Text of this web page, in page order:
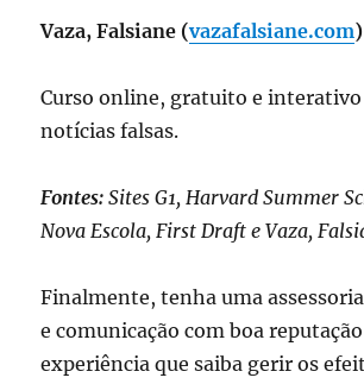
Vaza, Falsiane (vazafalsiane.com)
Curso online, gratuito e interativo
notícias falsas.
Fontes: Sites G1, Harvard Summer
Nova Escola, First Draft e Vaza,
Finalmente, tenha uma
e comunicação com boa reputação
experiência que saiba gerir os